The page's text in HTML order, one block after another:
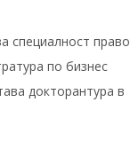
специалност право
по бизнес
докторантура в